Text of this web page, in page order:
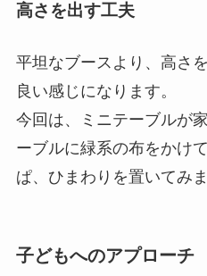
高さを出す工夫
平坦なブースより、高さ
良い感じになります。
今回は、ミニテーブルが
ーブルに緑系の布をかけ
ぱ、ひまわりを置いてみま
子どもへのアプローチ